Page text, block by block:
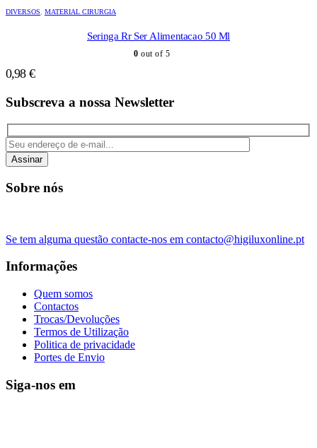
DIVERSOS, MATERIAL CIRURGIA
Seringa Rr Ser Alimentacao 50 Ml
0 out of 5
0,98 €
Subscreva a nossa Newsletter
Assinar
Sobre nós
Se tem alguma questão contacte-nos em contacto@higiluxonline.pt
Informações
Quem somos
Contactos
Trocas/Devoluções
Termos de Utilização
Politica de privacidade
Portes de Envio
Siga-nos em